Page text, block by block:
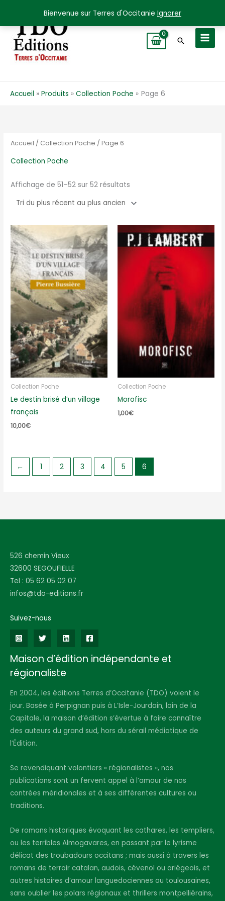
Bienvenue sur Terres d'Occitanie Ignorer
contenu
Accueil Produits Collection Poche Page 6
Accueil / Collection Poche / Page 6
Collection Poche
Affichage de 51–52 sur 52 résultats
récent
ancien
Collection Poche
Le destin brisé d’un village
français
10,00€
Collection Poche
Morofisc
1,00€
← 1 2 3 4 5 6
526 chemin Vieux
32600 SEGOUFIELLE
Tel : 05 62 05 02 07
infos@tdo-editions.fr
Suivez-nous
Maison d’édition indépendante et
régionaliste
En 2004, les éditions Terres d’Occitanie (TDO) voient le
jour. Basée à Perpignan puis à L’Isle-Jourdain, loin de la
Capitale, la maison d’édition s’évertue à faire connaître
des auteurs du grand sud, hors du sérail médiatique de
l’Édition.
Se revendiquant volontiers « régionalistes », nos
publications sont un fervent appel à l’amour de nos
contrées méridionales et à ses différentes cultures ou
traditions.
De romans historiques évoquant les cathares, les templiers,
ou les terribles Almogavares, en passant par le lyrisme
délicat des troubadours occitans ; mais aussi à travers les
romans de terroir catalan, audois, cévenol ou ariégeois, et
autres histoires d’amour languedociennes ou toulousaines,
sans oublier les polars régionaux et thrillers montpelliérains,